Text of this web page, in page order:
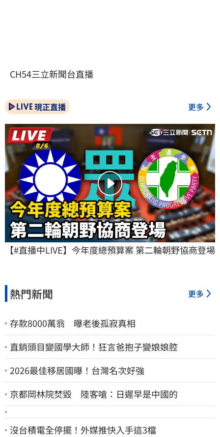
CH54三立新聞台直播
現正直播 更多
【#直播中LIVE】今年度總預算案 第二輪朝野協商登場
熱門新聞 更多
存款8000萬翁 曝老後孤寂真相
直銷頭目變國學大師！狂言爸抱子變娘娘腔
2026最佳移居國曝！台灣名次好強
京都岡林院焚毀 陸客嗆：日遲早是中國的
沒台積電全停擺！外媒推快入手這3檔